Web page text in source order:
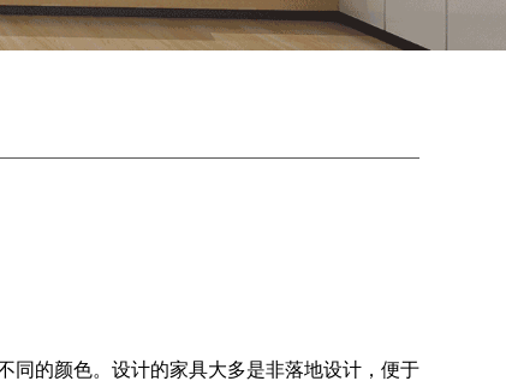
同的颜色。设计的家具大多是非落地设计，便于